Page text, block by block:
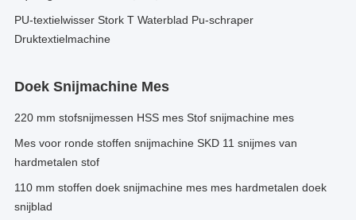
PU-textielwisser Stork T Waterblad Pu-schraper
Druktextielmachine
Doek Snijmachine Mes
220 mm stofsnijmessen HSS mes Stof snijmachine mes
Mes voor ronde stoffen snijmachine SKD 11 snijmes van
hardmetalen stof
110 mm stoffen doek snijmachine mes mes hardmetalen doek
snijblad